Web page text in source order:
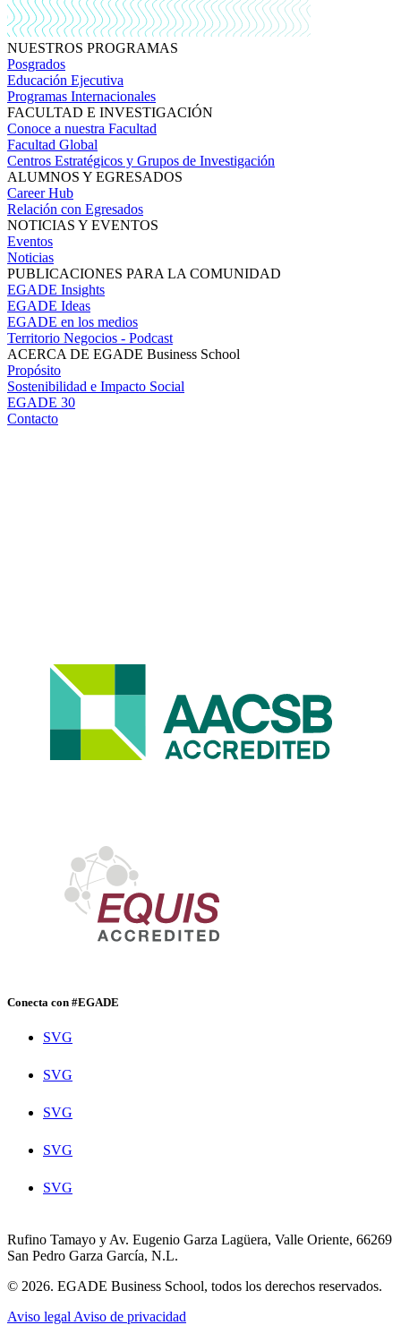
NUESTROS PROGRAMAS
Posgrados
Educación Ejecutiva
Programas Internacionales
FACULTAD E INVESTIGACIÓN
Conoce a nuestra Facultad
Facultad Global
Centros Estratégicos y Grupos de Investigación
ALUMNOS Y EGRESADOS
Career Hub
Relación con Egresados
NOTICIAS Y EVENTOS
Eventos
Noticias
PUBLICACIONES PARA LA COMUNIDAD
EGADE Insights
EGADE Ideas
EGADE en los medios
Territorio Negocios - Podcast
ACERCA DE EGADE Business School
Propósito
Sostenibilidad e Impacto Social
EGADE 30
Contacto
Conecta con #EGADE
SVG
SVG
SVG
SVG
SVG
Rufino Tamayo y Av. Eugenio Garza Lagüera, Valle Oriente, 66269
San Pedro Garza García, N.L.
© 2026. EGADE Business School, todos los derechos reservados.
Aviso legal Aviso de privacidad